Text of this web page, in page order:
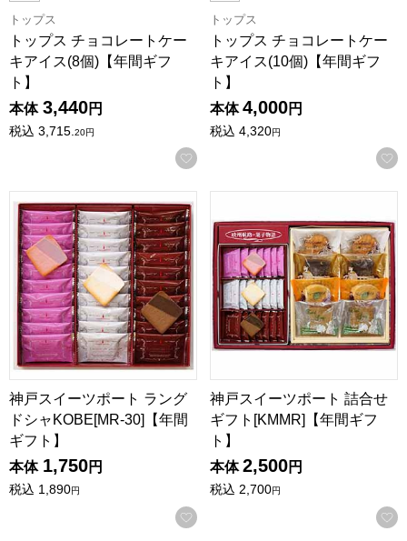
トップス
トップス チョコレートケー
キアイス(8個)【年間ギフ
ト】
本体 3,440円
税込 3,715.20円
お気に入りに登録する
トップス
トップス チョコレートケー
キアイス(10個)【年間ギフ
ト】
本体 4,000円
税込 4,320円
神戸スイーツポート ラングドシャKOBE[MR-30]【年間ギフ
神戸スイーツポート ラング
ドシャKOBE[MR-30]【年間
ギフト】
本体 1,750円
税込 1,890円
お気に入りに登録する
神戸スイーツポート 詰合せ
ギフト[KMMR]【年間ギフ
ト】
本体 2,500円
税込 2,700円